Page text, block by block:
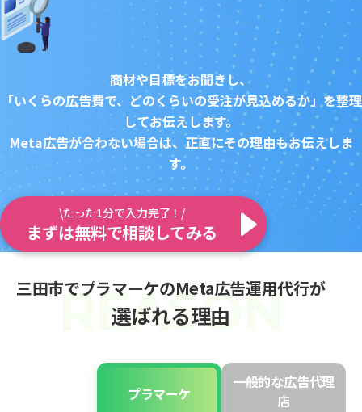
商材や目標をお聞きし、
「いくらの広告費で、どのくらいの受注が見込めるか」を整理
してお伝えします。
Meta広告が合わない場合は、正直にその理由もお伝えしま
す。
\たった1分で入力完了！/
まずは無料で相談してみる
三田市でプラマーケのMeta広告運用代行が
選ばれる理由
プラマーケ
一般的な広告代理
店